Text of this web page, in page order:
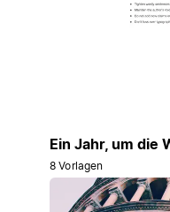
Ein Jahr, um die
8 Vorlagen